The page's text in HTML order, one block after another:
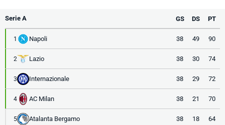
Serie A GS DS PT
1 Napoli 38 49 90
2 Lazio 38 30 74
3 Internazionale 38 29 72
4 AC Milan 38 21 70
5 Atalanta Bergamo 38 18 64